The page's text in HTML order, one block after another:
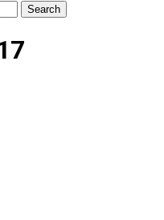
Search